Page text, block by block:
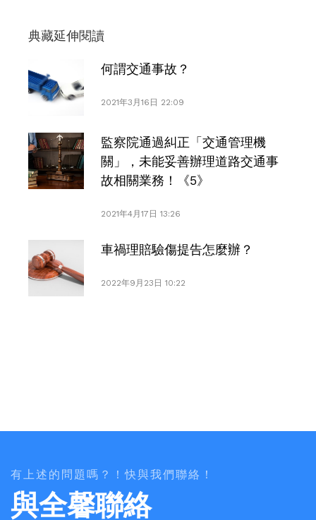
典藏延伸閱讀
何謂交通事故？
2021年3月16日 22:09
監察院通過糾正「交通管理機
關」，未能妥善辦理道路交通事
故相關業務！《5》
2021年4月17日 13:26
車禍理賠驗傷提告怎麼辦？
2022年9月23日 10:22
有上述的問題嗎？！快與我們聯絡！
與全馨聯絡